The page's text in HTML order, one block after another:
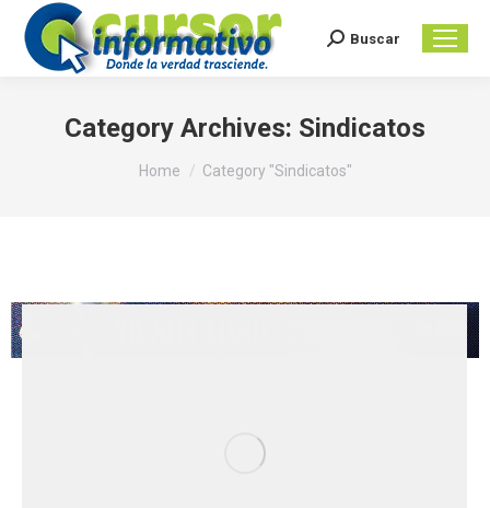
Search:
Buscar
Category Archives: Sindicatos
You are here:
Home Category "Sindicatos"